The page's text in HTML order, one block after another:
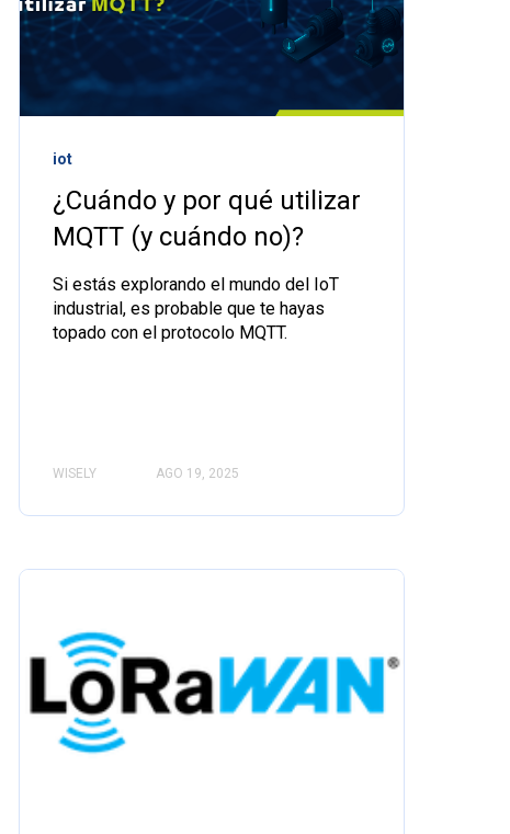
iot
¿Cuándo y por qué utilizar
MQTT (y cuándo no)?
Si estás explorando el mundo del IoT
industrial, es probable que te hayas
topado con el protocolo MQTT.
WISELY AGO 19, 2025